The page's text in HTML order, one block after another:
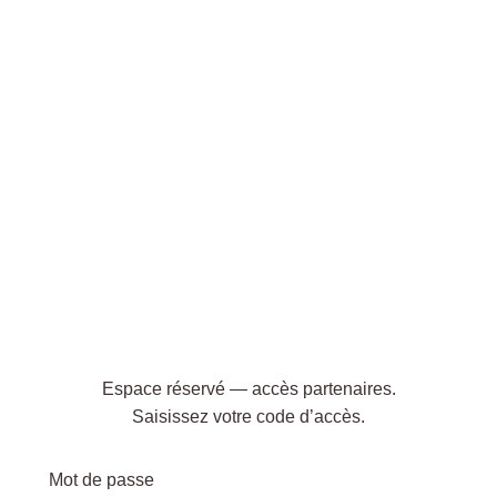
Espace réservé — accès partenaires.
Saisissez votre code d’accès.
Mot de passe